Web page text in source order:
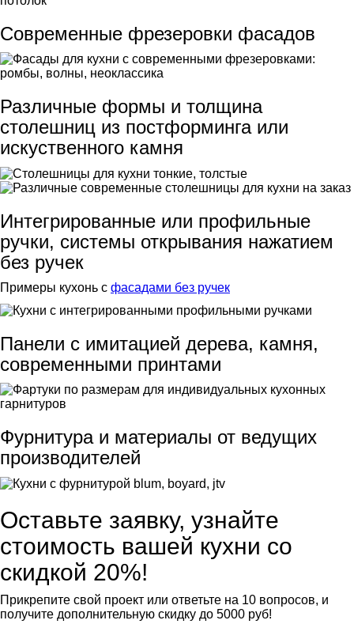
Современные фрезеровки фасадов
Различные формы и толщина
столешниц из постформинга или
искуственного камня
Интегрированные или профильные
ручки, системы открывания нажатием
без ручек
Примеры кухонь с фасадами без ручек
Панели с имитацией дерева, камня,
современными принтами
Фурнитура и материалы от ведущих
производителей
Оставьте заявку, узнайте
стоимость вашей кухни со
скидкой 20%!
Прикрепите свой проект или ответьте на 10 вопросов, и
получите дополнительную скидку до 5000 руб!